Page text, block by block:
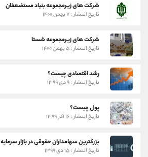
شرکت های زیرمجموعه بنیاد مستضعفان
تاریخ انتشار : ۷ بهمن ۱۴۰۰
شرکت های زیرمجموعه شستا
تاریخ انتشار : ۵ بهمن ۱۴۰۰
رشد اقتصادی چیست؟
تاریخ انتشار : ۹ دی ۱۳۹۹
پول چیست؟
تاریخ انتشار : ۱۶ آذر ۱۳۹۹
بزرگترین سهامداران حقوقی در بازار سرمایه
تاریخ انتشار : ۱۵ دی ۱۳۹۹